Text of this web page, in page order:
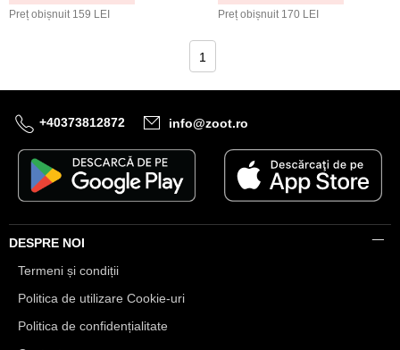
Preț obișnuit 159 LEI Preț obișnuit 170 LEI
1
+40373812872 info@zoot.ro
DESPRE NOI
Termeni și condiții
Politica de utilizare Cookie-uri
Politica de confidențialitate